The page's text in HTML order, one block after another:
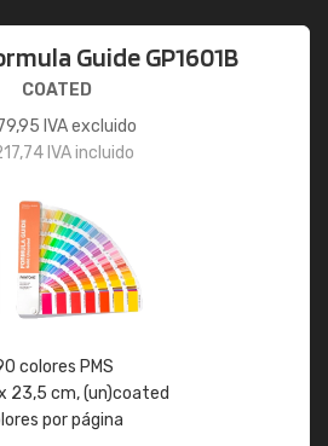
Guide GP1601B
COATED
IVA excluido
IVA incluido
colores PMS
23,5 cm, (un)coated
por página